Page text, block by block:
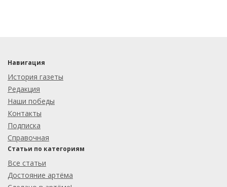
Навигация
История газеты
Редакция
Наши победы
Контакты
Подписка
Справочная
Статьи по категориям
Все статьи
Достояние артёма